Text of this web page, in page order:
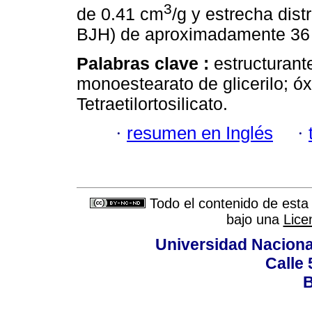
de 0.41 cm3/g y estrecha
BJH) de aproximadamente
Palabras clave :
monoestearato de glicerilo;
Tetraetilortosilicato.
· resumen en Inglés ·
Todo el contenido de
bajo una
Universidad
Calle